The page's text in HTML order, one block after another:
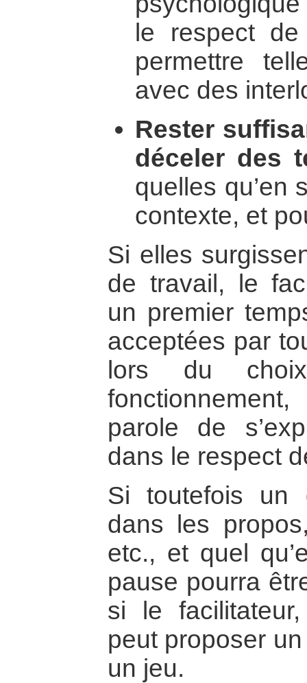
le respect
permettre
avec des
Rester
déceler des
quelles qu’en
contexte, et
Si elles
de travail, le
un premier
acceptées par
lors du
parole de
dans le respect
Si toutefois un
dans les
etc., et quel
pause pourra
si le
peut proposer
un jeu.